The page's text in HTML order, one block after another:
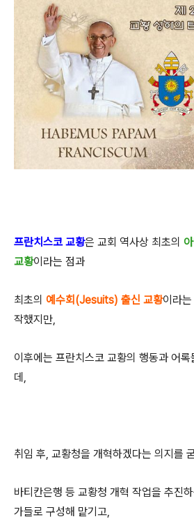
프란치스코 교황은 교회 역사상 최초의
교황이라는 점과
최초의 예수회(Jesuits) 출신 교황이라는
작했지만,
이후에는 프란치스코 교황의 행동과 어
데,
취임 후, 교황청을 개혁하겠다는 의지를
바티칸은행 등 교황청 개혁 작업을 추진
가들로 구성해 맡기고,